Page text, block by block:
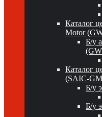
Каталог
Motor
Б/у
Каталог
(SAIC-
Б/у
Б/у